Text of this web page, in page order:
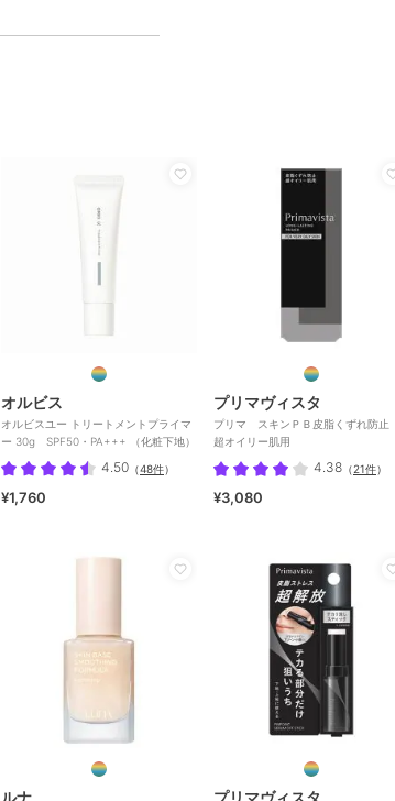
オルビス
オルビスユー トリートメントプライマ
ー 30g SPF50・PA+++ （化粧下地）
4.50 （48件）
¥1,760
プリマヴィスタ
プリマ スキンＰＢ皮脂くずれ防止
超オイリー肌用
4.38 （21件）
¥3,080